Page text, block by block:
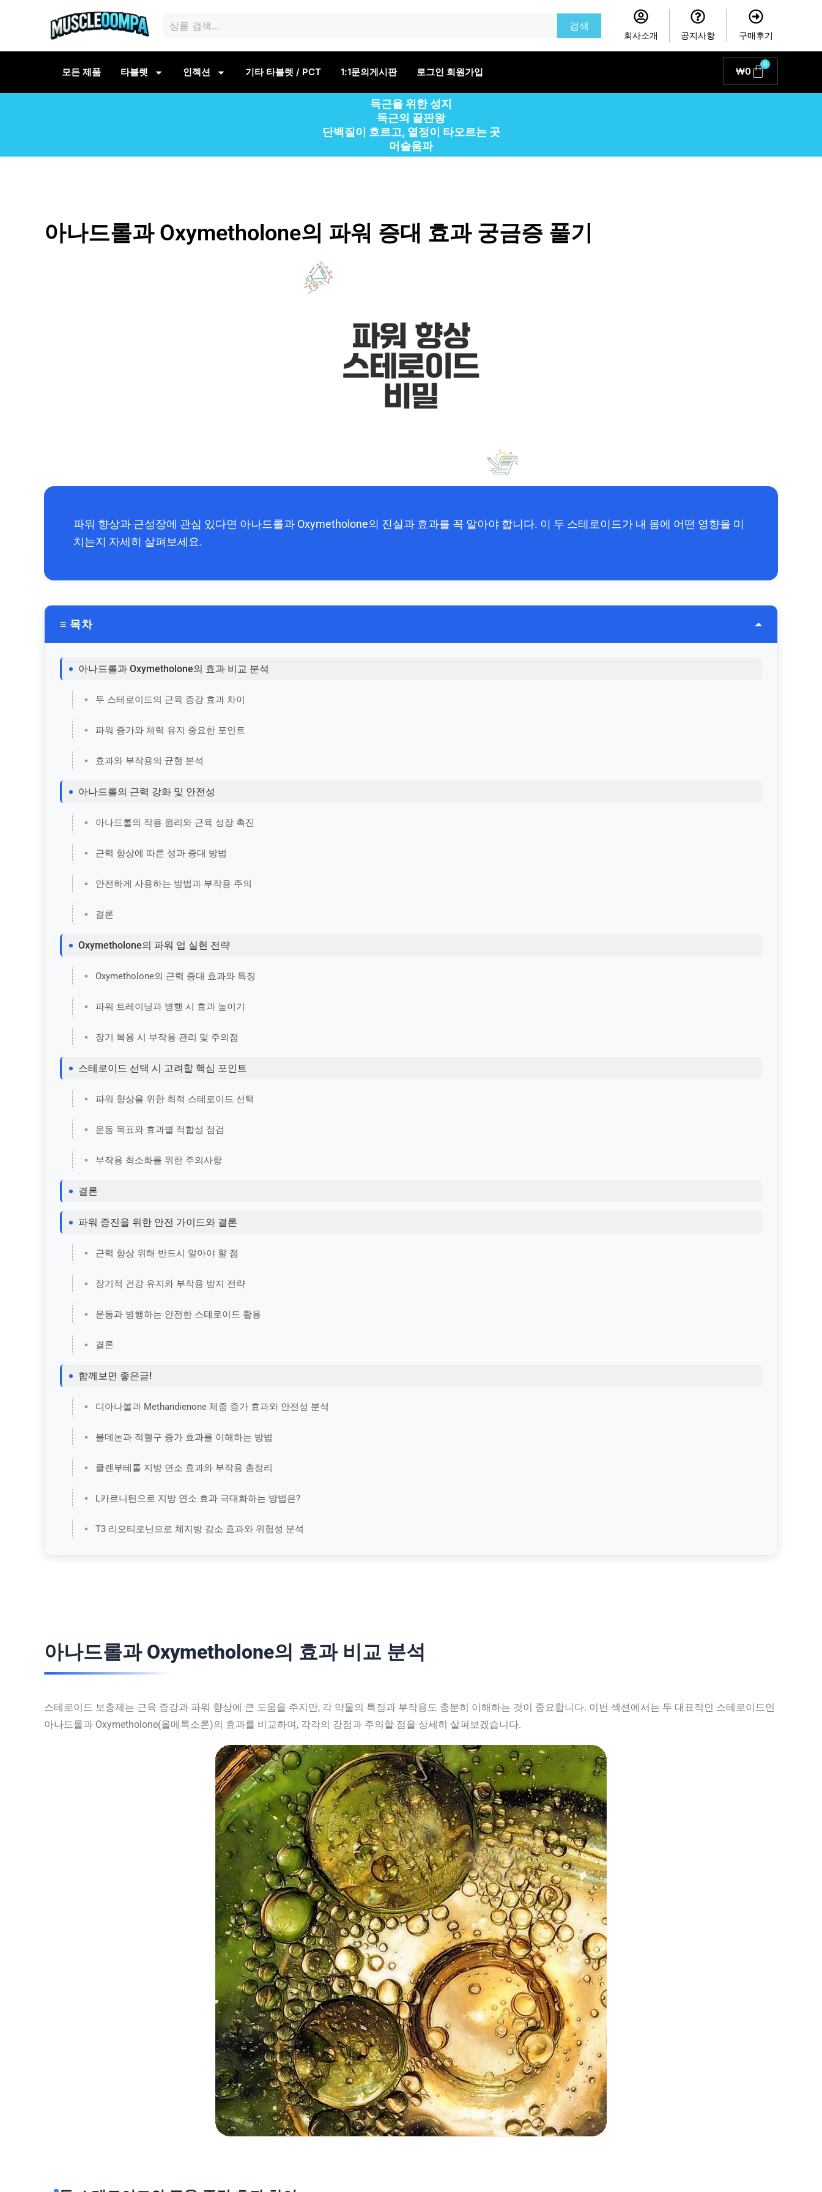
로
색:
검색
회사소개 공지사항 구매후기
모든 제품 타블렛 인젝션 기타 타블렛 / PCT 1:1문의게시판 로그인 회원가입 ₩0
0
Cart
득근을 위한 성지
득근의 끝판왕
단백질이 흐르고, 열정이 타오르는 곳
머슬움파
아나드롤과 Oxymetholone의 파워 증대 효과 궁금증 풀기
파워 향상과 근성장에 관심 있다면 아나드롤과 Oxymetholone의 진실과 효과를 꼭 알아야 합니다. 이 두 스테로이드가 내 몸에 어떤 영향을 미
치는지 자세히 살펴보세요.
≡ 목차
아나드롤과 Oxymetholone의 효과 비교 분석
두 스테로이드의 근육 증강 효과 차이
파워 증가와 체력 유지 중요한 포인트
효과와 부작용의 균형 분석
아나드롤의 근력 강화 및 안전성
아나드롤의 작용 원리와 근육 성장 촉진
근력 향상에 따른 성과 증대 방법
안전하게 사용하는 방법과 부작용 주의
결론
Oxymetholone의 파워 업 실현 전략
Oxymetholone의 근력 증대 효과와 특징
파워 트레이닝과 병행 시 효과 높이기
장기 복용 시 부작용 관리 및 주의점
스테로이드 선택 시 고려할 핵심 포인트
파워 향상을 위한 최적 스테로이드 선택
운동 목표와 효과별 적합성 점검
부작용 최소화를 위한 주의사항
결론
파워 증진을 위한 안전 가이드와 결론
근력 향상 위해 반드시 알아야 할 점
장기적 건강 유지와 부작용 방지 전략
운동과 병행하는 안전한 스테로이드 활용
결론
함께보면 좋은글!
디아나볼과 Methandienone 체중 증가 효과와 안전성 분석
볼데논과 적혈구 증가 효과를 이해하는 방법
클렌부테롤 지방 연소 효과와 부작용 총정리
L카르니틴으로 지방 연소 효과 극대화하는 방법은?
T3 리오티로닌으로 체지방 감소 효과와 위험성 분석
아나드롤과 Oxymetholone의 효과 비교 분석
스테로이드 보충제는 근육 증강과 파워 향상에 큰 도움을 주지만, 각 약물의 특징과 부작용도 충분히 이해하는 것이 중요합니다. 이번 섹션에서는 두 대표적인 스테로이드인
아나드롤과 Oxymetholone(올메톡소론)의 효과를 비교하며, 각각의 강점과 주의할 점을 상세히 살펴보겠습니다.